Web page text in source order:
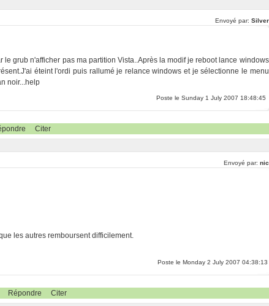
Envoyé par:
grub n'afficher pas ma partition Vista..Après la modif je reboot lance windows
éteint l'ordi puis rallumé je relance windows et je sélectionne le menu
noir...help
Poste le Sunday 1 July 2007 18:48:45
Citer
Envoyé par:
les autres remboursent difficilement.
Poste le Monday 2 July 2007 04:38:13
Répondre Citer